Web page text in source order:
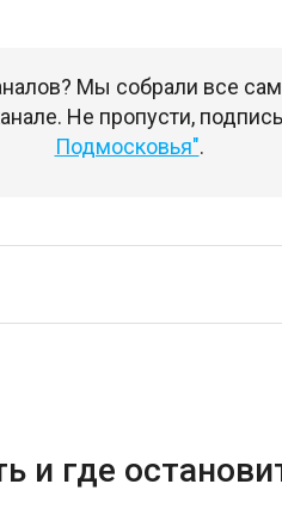
Мы собрали все
Не пропусти,
Подмосковья".
и где